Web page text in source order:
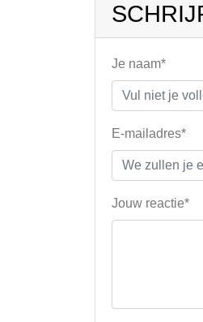
Je naam*
E-mailadres*
Jouw reactie*